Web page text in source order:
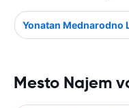
Yonatan Mednarodno
Mesto Najem